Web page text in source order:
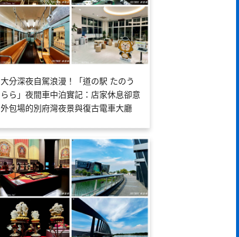
大分深夜自駕浪漫！「道の駅 たのう
らら」夜間車中泊實記：店家休息卻意
外包場的別府灣夜景與復古電車大廳